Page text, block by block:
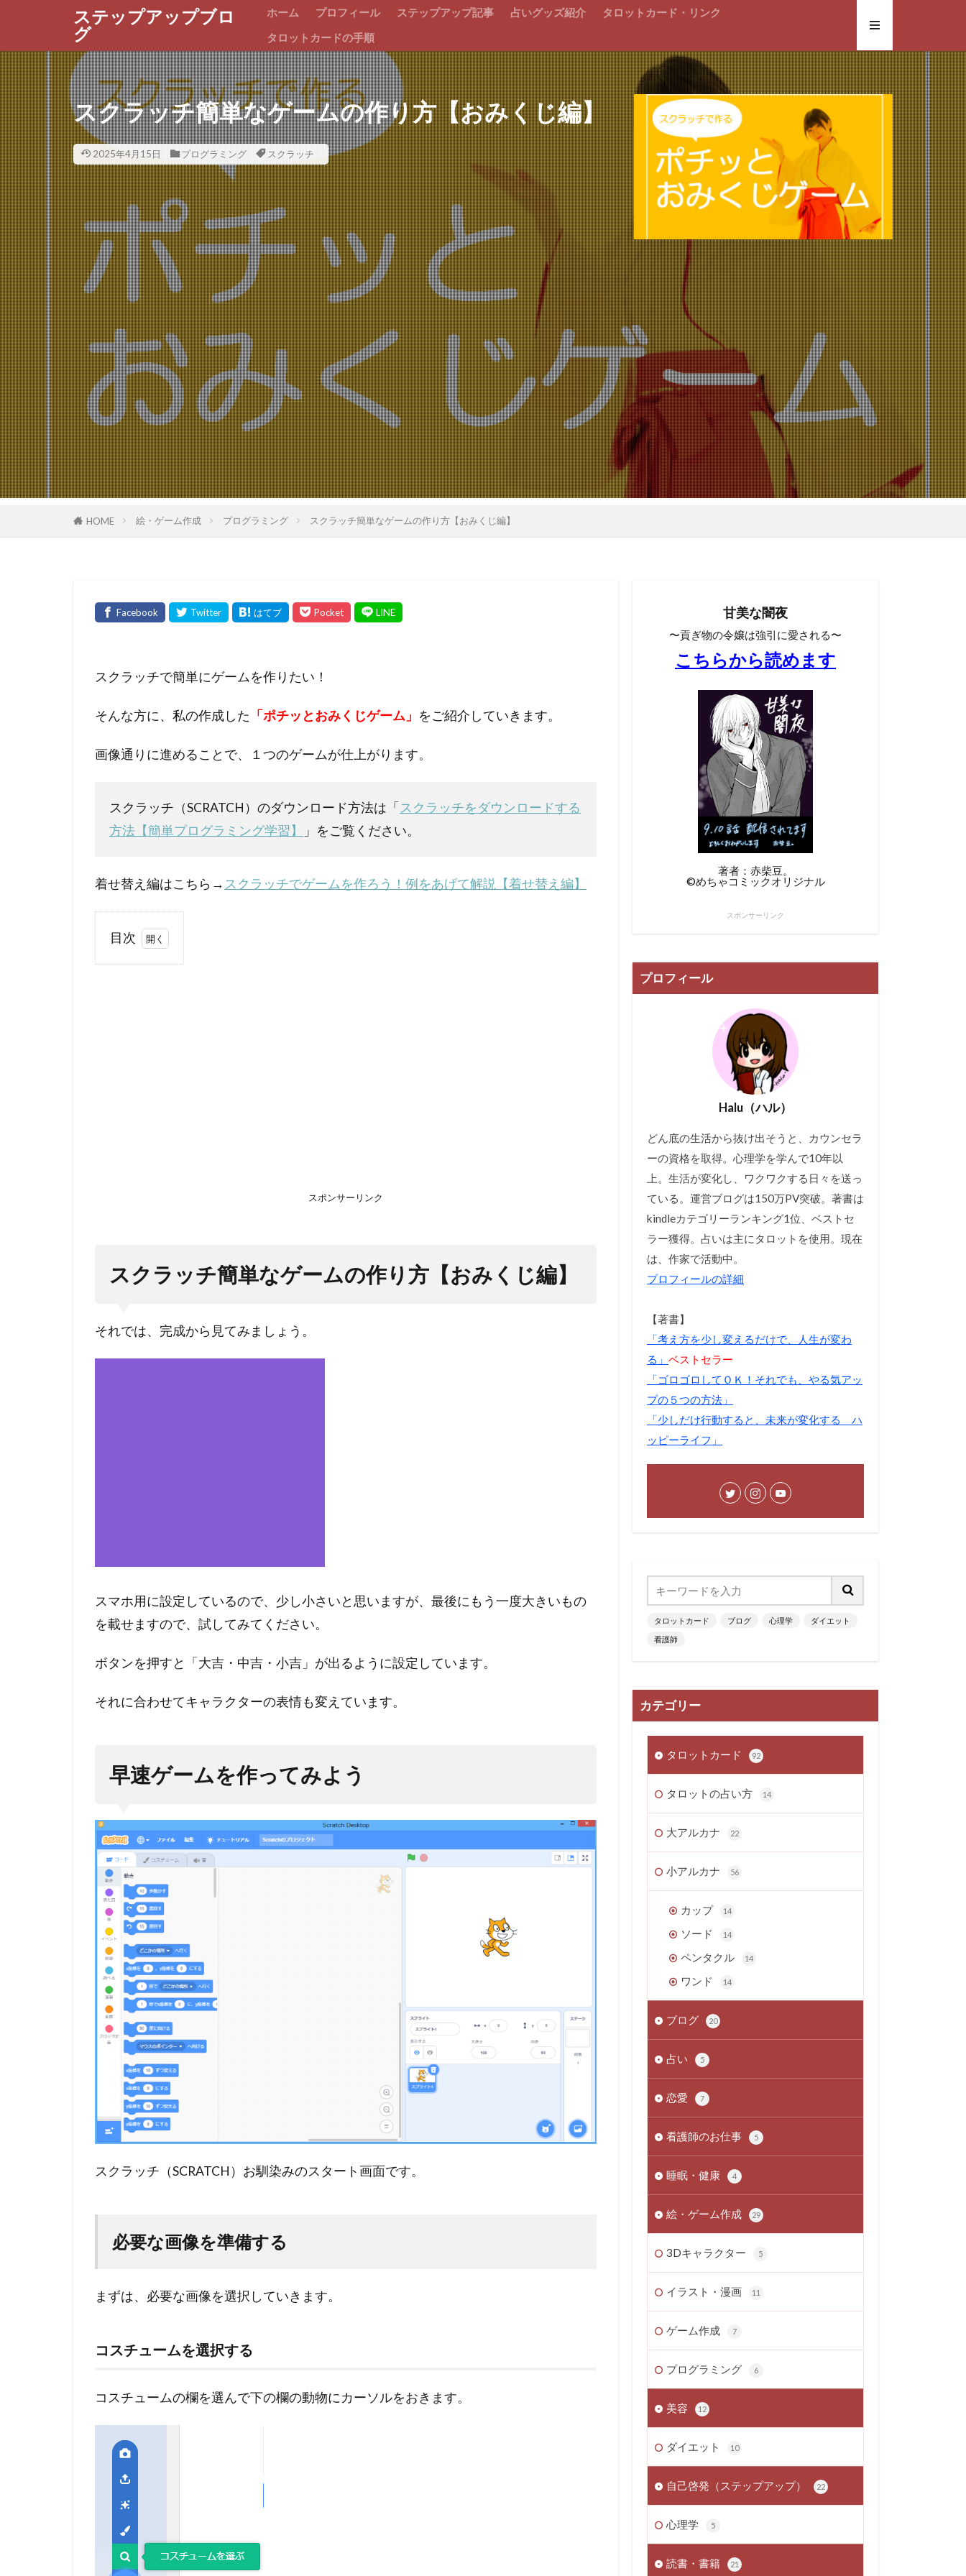
ステップアップブロ
グ
ホーム プロフィール ステップアップ記事 占いグッズ紹介
タロットカード・リンク
タロットカードの手順
スクラッチ簡単なゲームの作り方【おみくじ編】
2025年4月15日 プログラミング スクラッチ
HOME 絵・ゲーム作成 プログラミング スクラッチ簡単なゲームの作り方【おみくじ編】
スクラッチで簡単にゲームを作りたい！
そんな方に、私の作成した 「ポチッとおみくじゲーム」 をご紹介していきます。
画像通りに進めることで、１つのゲームが仕上がります。
スクラッチ（SCRATCH）のダウンロード方法は「 スクラッチをダウンロードする
方法【簡単プログラミング学習】
」をご覧ください。
着せ替え編はこちら→スクラッチでゲームを作ろう！例をあげて解説【着せ替え編】
目次
ム
を
て
グを
する
ポチ
ッと
くじ
3
ス
なゲー
ムの作
り方
【おみ
くじ
編】：
まとめ
スポンサーリンク
スクラッチ簡単なゲームの作り方【おみくじ編】
それでは、完成から見てみましょう。
スマホ用に設定しているので、少し小さいと思いますが、最後にもう一度大きいもの
を載せますので、試してみてください。
ボタンを押すと「大吉・中吉・小吉」が出るように設定しています。
それに合わせてキャラクターの表情も変えています。
早速ゲームを作ってみよう
スクラッチ（SCRATCH）お馴染みのスタート画面です。
必要な画像を準備する
まずは、必要な画像を選択していきます。
コスチュームを選択する
コスチュームの欄を選んで下の欄の動物にカーソルをおきます。
甘美な闇夜
〜貢ぎ物の令嬢は強引に愛される〜
こちらから読めます
著者：赤柴豆。
©︎めちゃコミックオリジナル
スポンサーリンク
プロフィール
Halu（ハル）
どん底の生活から抜け出そうと、カウンセラ
ーの資格を取得。心理学を学んで10年以
上。生活が変化し、ワクワクする日々を送っ
ている。運営ブログは150万PV突破。著書は
kindleカテゴリーランキング1位、ベストセ
ラー獲得。占いは主にタロットを使用。現在
は、作家で活動中。
プロフィールの詳細
【著書】
「考え方を少し変えるだけで、人生が変わ
る」 ベストセラー
「ゴロゴロしてＯＫ！それでも、やる気アッ
プの５つの方法」
「少しだけ行動すると、未来が変化する ハ
ッピーライフ」
タロットカード ブログ 心理学
ダイエット
看護師
カテゴリー
タロットカード 92
タロットの占い方 14
大アルカナ 22
小アルカナ 56
カップ 14
ソード 14
ペンタクル 14
ワンド 14
ブログ 20
占い 5
恋愛 7
看護師のお仕事 5
睡眠・健康 4
絵・ゲーム作成 29
3Dキャラクター 5
イラスト・漫画 11
ゲーム作成 7
プログラミング 6
美容 12
ダイエット 10
自己啓発（ステップアップ） 22
心理学 5
読書・書籍 21